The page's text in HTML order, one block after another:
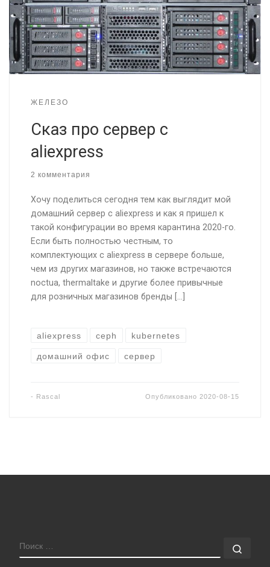
ЖЕЛЕЗО
Сказ про сервер с
aliexpress
2 комментария
Хочу поделиться сегодня тем как выглядит мой
домашний сервер с aliexpress и как я пришел к
такой конфигурации во время карантина 2020-го.
Если быть полностью честным, то
комплектующих с aliexpress в сервере больше,
чем из других магазинов, но также встречаются
noctua, thermaltake и другие более привычные
для розничных магазинов бренды […]
aliexpress ceph kubernetes
домашний офис сервер
- Rascal Опубликовано 2020-08-15
ПОИСК